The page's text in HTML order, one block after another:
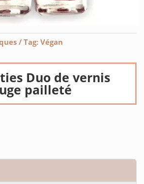
Tag: Végan
Duo de vernis
pailleté